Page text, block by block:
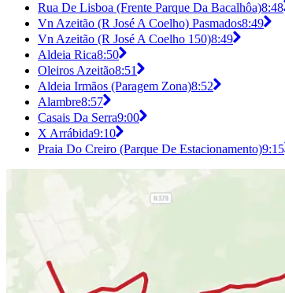
Rua De Lisboa (Frente Parque Da Bacalhôa)8:48
Vn Azeitão (R José A Coelho) Pasmados8:49
Vn Azeitão (R José A Coelho 150)8:49
Aldeia Rica8:50
Oleiros Azeitão8:51
Aldeia Irmãos (Paragem Zona)8:52
Alambre8:57
Casais Da Serra9:00
X Arrábida9:10
Praia Do Creiro (Parque De Estacionamento)9:15